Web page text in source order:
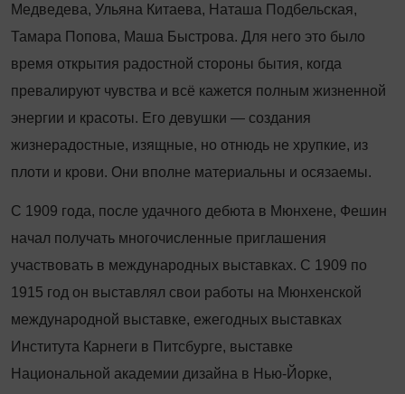
Медведева, Ульяна Китаева, Наташа Подбельская,
Тамара Попова, Маша Быстрова. Для него это было
время открытия радостной стороны бытия, когда
превалируют чувства и всё кажется полным жизненной
энергии и красоты. Его девушки — создания
жизнерадостные, изящные, но отнюдь не хрупкие, из
плоти и крови. Они вполне материальны и осязаемы.
С 1909 года, после удачного дебюта в Мюнхене, Фешин
начал получать многочисленные приглашения
участвовать в международных выставках. С 1909 по
1915 год он выставлял свои работы на Мюнхенской
международной выставке, ежегодных выставках
Института Карнеги в Питсбурге, выставке
Национальной академии дизайна в Нью-Йорке,